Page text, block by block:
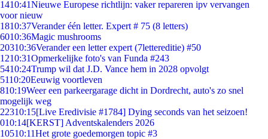
1410:41Nieuwe Europese richtlijn: vaker repareren ipv vervangen
voor nieuw
1810:37Verander één letter. Expert # 75 (8 letters)
6010:36Magic mushrooms
20310:36Verander een letter expert (7lettereditie) #50
1210:31Opmerkelijke foto's van Funda #243
5410:24Trump wil dat J.D. Vance hem in 2028 opvolgt
5110:20Eeuwig voortleven
810:19Weer een parkeergarage dicht in Dordrecht, auto's zo snel
mogelijk weg
22310:15[Live Eredivisie #1784] Dying seconds van het seizoen!
010:14[KERST] Adventskalenders 2026
10510:11Het grote goedemorgen topic #3